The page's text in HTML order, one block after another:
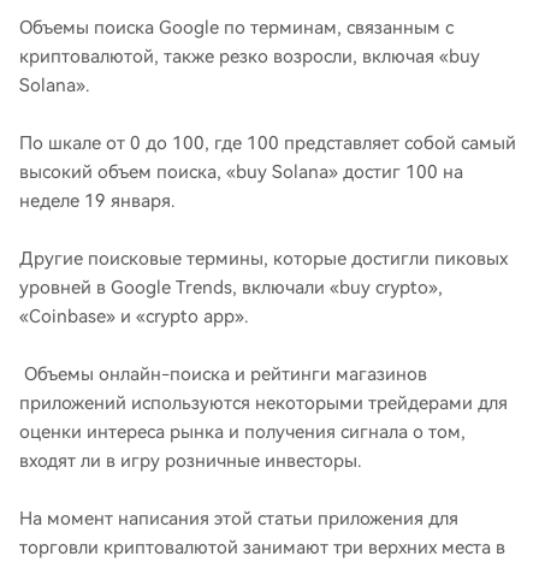
Объемы поиска Google по терминам, связанным с
криптовалютой, также резко возросли, включая «buy
Solana».
По шкале от 0 до 100, где 100 представляет собой самый
высокий объем поиска, «buy Solana» достиг 100 на
неделе 19 января.
Другие поисковые термины, которые достигли пиковых
уровней в Google Trends, включали «buy crypto»,
«Coinbase» и «crypto app».
Объемы онлайн-поиска и рейтинги магазинов
приложений используются некоторыми трейдерами для
оценки интереса рынка и получения сигнала о том,
входят ли в игру розничные инвесторы.
На момент написания этой статьи приложения для
торговли криптовалютой занимают три верхних места в